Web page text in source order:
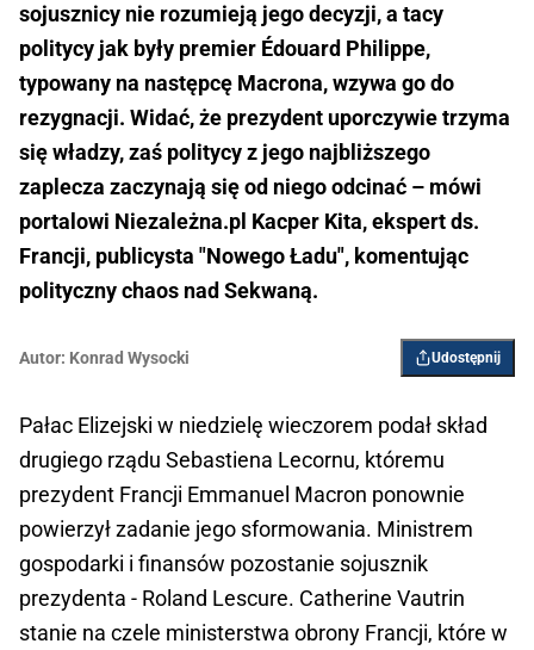
sojusznicy nie rozumieją jego decyzji, a tacy
politycy jak były premier Édouard Philippe,
typowany na następcę Macrona, wzywa go do
rezygnacji. Widać, że prezydent uporczywie trzyma
się władzy, zaś politycy z jego najbliższego
zaplecza zaczynają się od niego odcinać – mówi
portalowi Niezależna.pl Kacper Kita, ekspert ds.
Francji, publicysta "Nowego Ładu", komentując
polityczny chaos nad Sekwaną.
Autor: Konrad Wysocki Udostępnij
Pałac Elizejski w niedzielę wieczorem podał skład
drugiego rządu Sebastiena Lecornu, któremu
prezydent Francji Emmanuel Macron ponownie
powierzył zadanie jego sformowania. Ministrem
gospodarki i finansów pozostanie sojusznik
prezydenta - Roland Lescure. Catherine Vautrin
stanie na czele ministerstwa obrony Francji, które w